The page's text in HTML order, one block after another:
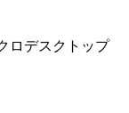
ロデスクトップ